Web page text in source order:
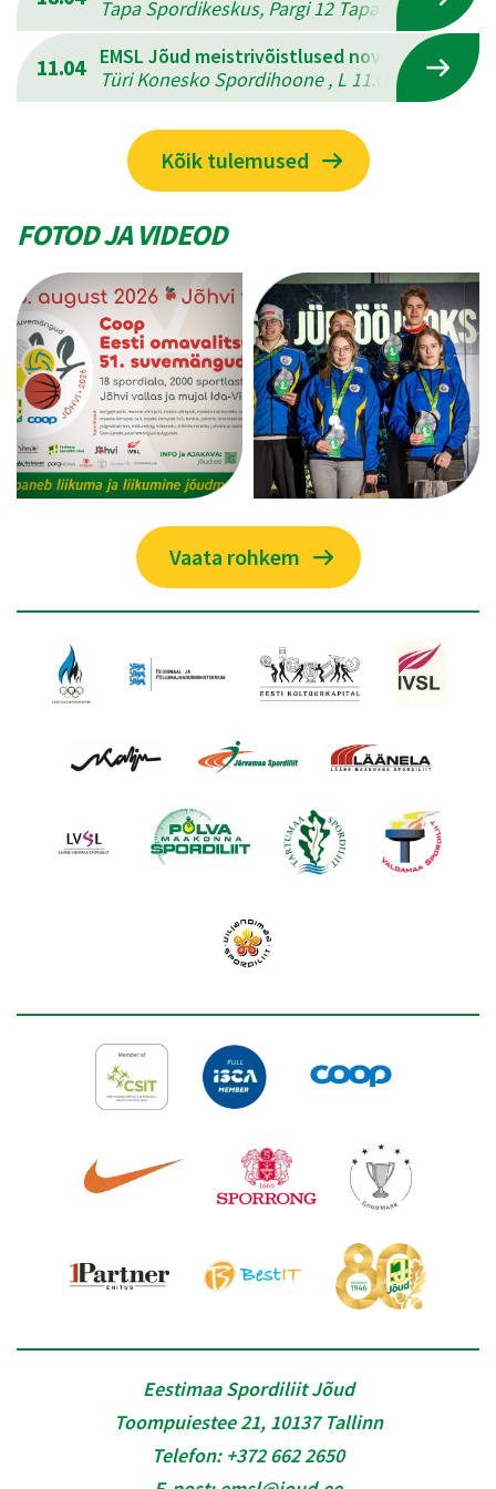
Tapa Spordikeskus, Pargi 12 Tapal , L
11.04
EMSL Jõud meistrivõistlused novuses
Türi Konesko Spordihoone , L 11.04.2026 - P
Kõik tulemused
FOTOD JA VIDEOD
Vaata rohkem
Eestimaa Spordiliit Jõud
Toompuiestee 21, 10137 Tallinn
Telefon: +372 662 2650